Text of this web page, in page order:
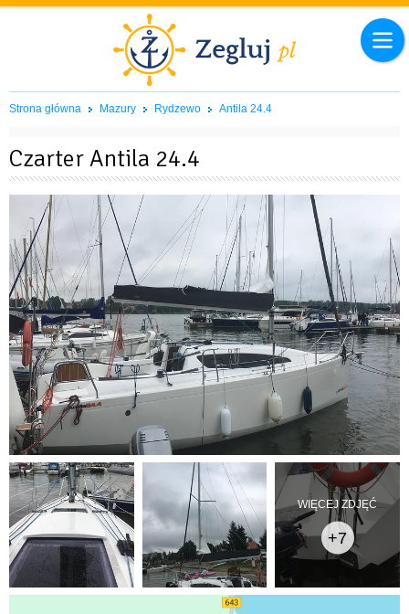
Strona główna Mazury Rydzewo Antila 24.4
Czarter Antila 24.4
WIĘCEJ ZDJĘĆ
+7